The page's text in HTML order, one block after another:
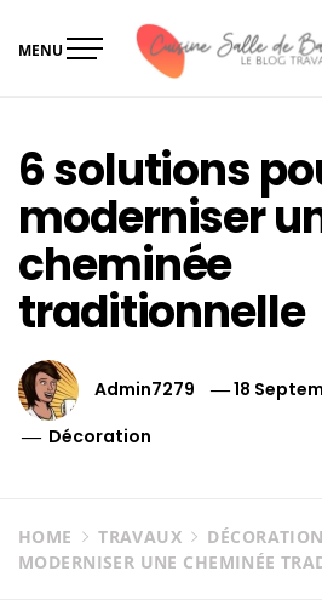
MENU
6 solutions
moderniser
cheminée
traditionnelle
Admin7279
18
Décoration
HOME TRAVAUX DÉCORATION
MODERNISER UNE CHEMINÉE